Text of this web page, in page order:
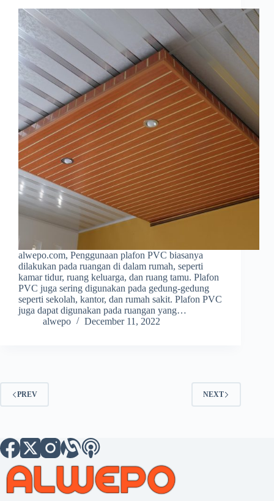
alwepo.com, Penggunaan plafon PVC biasanya
dilakukan pada ruangan di dalam rumah, seperti
kamar tidur, ruang keluarga, dan ruang tamu. Plafon
PVC juga sering digunakan pada gedung-gedung
seperti sekolah, kantor, dan rumah sakit. Plafon PVC
juga dapat digunakan pada ruangan yang…
alwepo
December 11, 2022
PREV NEXT